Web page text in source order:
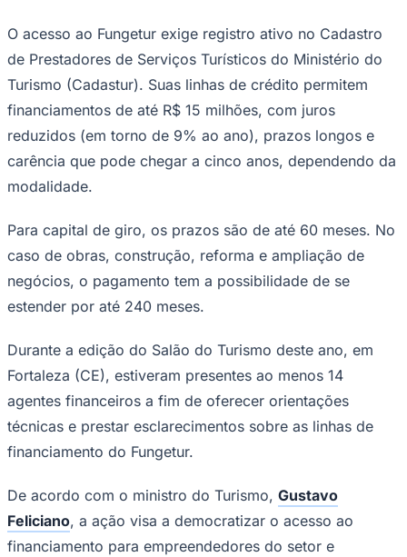
Sul-Americana
Copa América
Premier League
La Liga
Mundial 2026
Times - Ir direto
O acesso ao Fungetur exige registro ativo no Cadastro
de Prestadores de Serviços Turísticos do Ministério do
Turismo (Cadastur). Suas linhas de crédito permitem
financiamentos de até R$ 15 milhões, com juros
reduzidos (em torno de 9% ao ano), prazos longos e
carência que pode chegar a cinco anos, dependendo da
modalidade.
Para capital de giro, os prazos são de até 60 meses. No
caso de obras, construção, reforma e ampliação de
negócios, o pagamento tem a possibilidade de se
estender por até 240 meses.
Durante a edição do Salão do Turismo deste ano, em
Fortaleza (CE), estiveram presentes ao menos 14
agentes financeiros a fim de oferecer orientações
técnicas e prestar esclarecimentos sobre as linhas de
financiamento do Fungetur.
De acordo com o ministro do Turismo, Gustavo
Feliciano, a ação visa a democratizar o acesso ao
financiamento para empreendedores do setor e